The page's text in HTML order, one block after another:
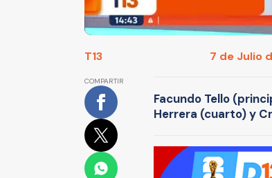
T13 7 de Julio
COMPARTIR
Facundo Tello
Herrera (cuarto) y